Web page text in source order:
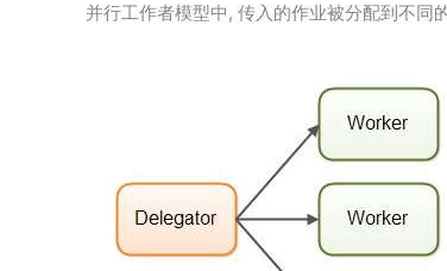
并行工作者模型中, 传入的作业被分配到不同